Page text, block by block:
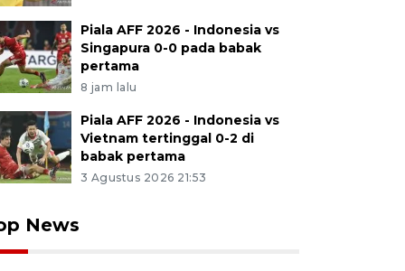
Piala AFF 2026 - Indonesia vs
Singapura 0-0 pada babak
pertama
8 jam lalu
Piala AFF 2026 - Indonesia vs
Vietnam tertinggal 0-2 di
babak pertama
3 Agustus 2026 21:53
News